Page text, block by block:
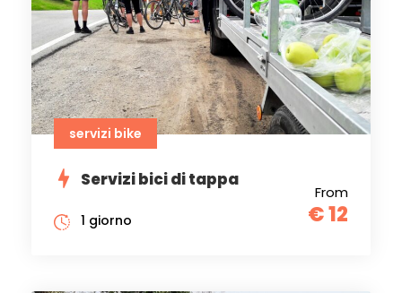
servizi bike
Servizi bici di tappa
From
€ 12
1 giorno